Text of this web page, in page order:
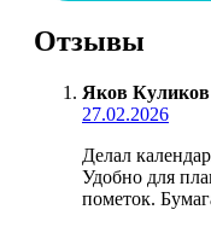
Отзывы
Яков Куликов
27.02.2026
Делал
Удобно для
пометок.